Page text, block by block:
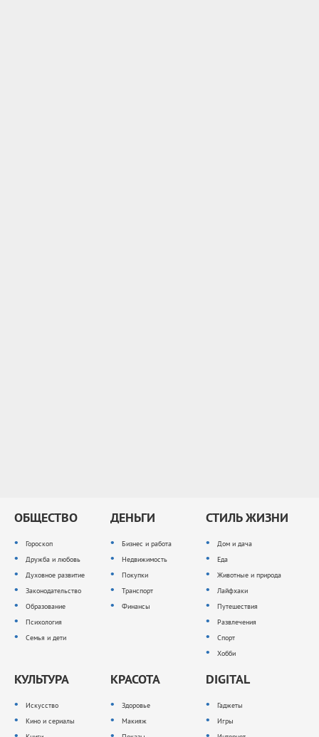
ОБЩЕСТВО
Гороскоп
Дружба и любовь
Духовное развитие
Законодательство
Образование
Психология
Семья и дети
ДЕНЬГИ
Бизнес и работа
Недвижимость
Покупки
Транспорт
Финансы
СТИЛЬ ЖИЗНИ
Дом и дача
Еда
Животные и природа
Лайфхаки
Путешествия
Развлечения
Спорт
Хобби
КУЛЬТУРА
Искусство
Кино и сериалы
КРАСОТА
Здоровье
Макияж
DIGITAL
Гаджеты
Игры